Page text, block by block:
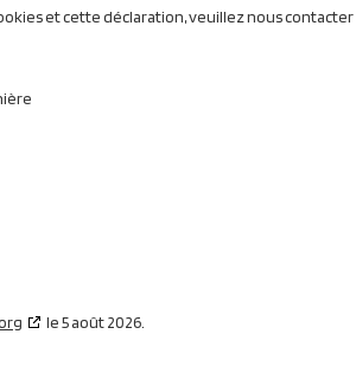
et cette déclaration, veuillez nous
le 5 août 2026.